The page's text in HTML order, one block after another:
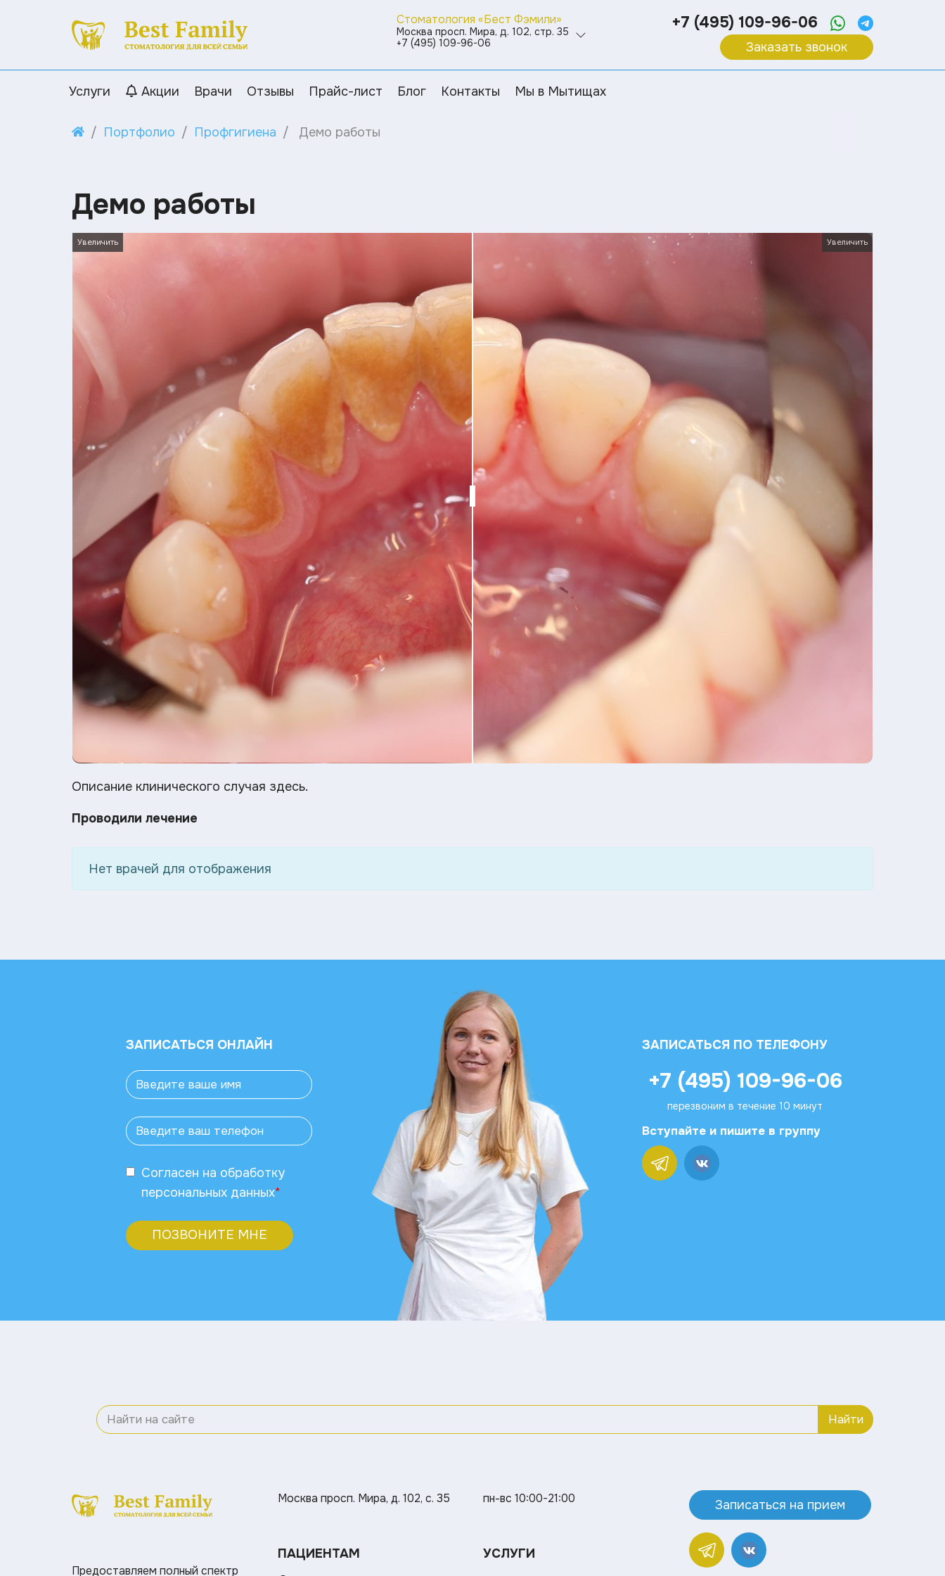
Стоматология «Бест Фэмили»
Москва просп. Мира, д. 102, стр. 35
+7 (495) 109-96-06
+7 (495) 109-96-06
Заказать звонок
Услуги Акции Врачи Отзывы Прайс-лист Блог Контакты Мы в Мытищах
Портфолио Профгигиена Демо работы
Демо работы
Увеличить Увеличить
Описание клинического случая здесь.
Проводили лечение
Нет врачей для отображения
ЗАПИСАТЬСЯ ОНЛАЙН
Согласен на обработку
персональных данных*
ПОЗВОНИТЕ МНЕ
ЗАПИСАТЬСЯ ПО ТЕЛЕФОНУ
+7 (495) 109-96-06
перезвоним в течение 10 минут
Вступайте и пишите в группу
Найти
Предоставляем полный спектр
Москва просп. Мира, д. 102, с. 35
ПАЦИЕНТАМ
пн-вс 10:00-21:00
УСЛУГИ
Записаться на прием